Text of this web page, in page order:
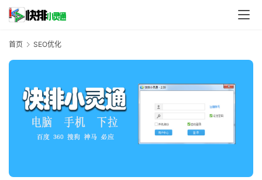
首页 SEO优化